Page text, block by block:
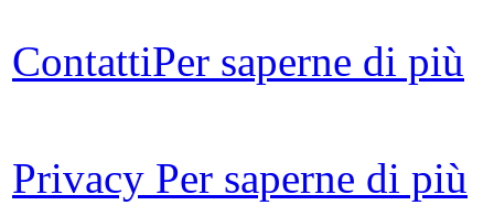
ContattiPer saperne di più
Privacy Per saperne di più